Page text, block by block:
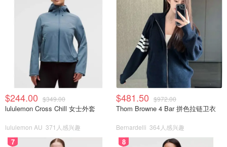
$244.00 $349.00
lululemon Cross Chill 女士外套
lululemon AU 371人感兴趣
$481.50 $972.00
Thom Browne 4 Bar 拼色拉链卫衣
Bernardelli 364人感兴趣
7 8